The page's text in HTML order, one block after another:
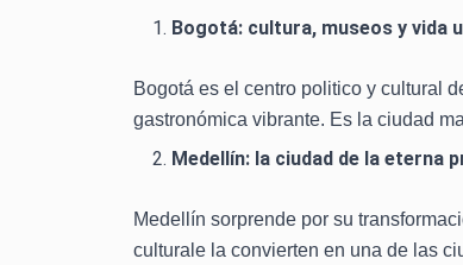
Bogotá: cultura, museos y vida
Bogotá es el centro politico y cultural
gastronómica vibrante. Es la ciudad
Medellín: la ciudad de la eterna
Medellín sorprende por su
culturale la convierten en una de las